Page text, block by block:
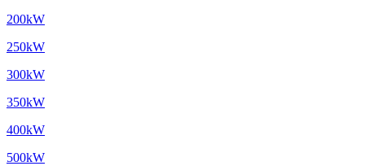
200kW
250kW
300kW
350kW
400kW
500kW